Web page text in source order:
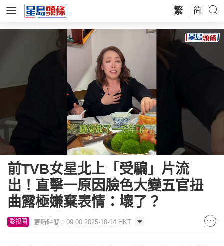
繁 简
Loaded:
100.00%
前TVB女星北上「受騙」片流
出！直擊一原因臉色大變五官扭
曲露極嫌棄表情：壞了？
影視圈 更新時間：09:00 2025-10-14 HKT